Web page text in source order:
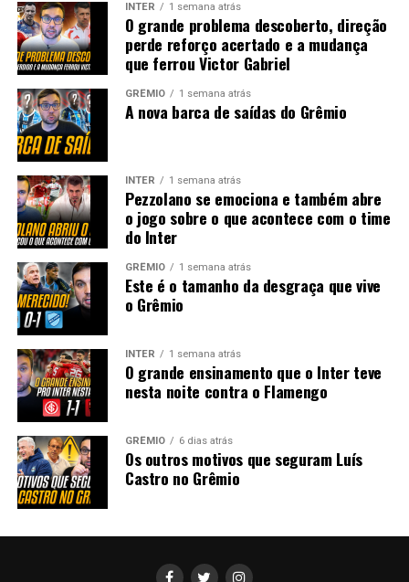
INTER 1 semana atrás
O grande problema descoberto, direção
perde reforço acertado e a mudança
que ferrou Victor Gabriel
GRÊMIO 1 semana atrás
A nova barca de saídas do Grêmio
INTER 1 semana atrás
Pezzolano se emociona e também abre
o jogo sobre o que acontece com o time
do Inter
GRÊMIO 1 semana atrás
Este é o tamanho da desgraça que vive
o Grêmio
INTER 1 semana atrás
O grande ensinamento que o Inter teve
nesta noite contra o Flamengo
GRÊMIO 6 dias atrás
Os outros motivos que seguram Luís
Castro no Grêmio